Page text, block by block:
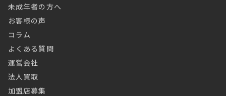
未成年者の方へ
お客様の声
コラム
よくある質問
運営会社
法人買取
加盟店募集